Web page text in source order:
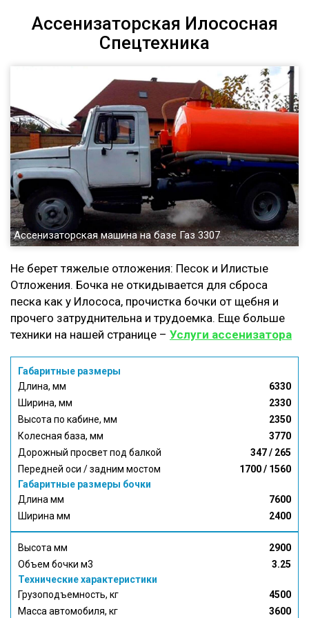
Ассенизаторская Илососная
Спецтехника
Ассенизаторская машина на базе Газ 3307
Не берет тяжелые отложения: Песок и Илистые
Отложения. Бочка не откидывается для сброса
песка как у Илососа, прочистка бочки от щебня и
прочего затруднительна и трудоемка. Еще больше
техники на нашей странице – Услуги ассенизатора
Габаритные размеры
Длина, мм
6330
Ширина, мм
2330
Высота по кабине, мм
2350
Колесная база, мм
3770
Дорожный просвет под балкой
347 / 265
Передней оси / задним мостом
1700 / 1560
Габаритные размеры бочки
Длина мм
7600
Ширина мм
2400
Высота мм
2900
Объем бочки м3
3.25
Технические характеристики
Грузоподъемность, кг
4500
Масса автомобиля, кг
3600